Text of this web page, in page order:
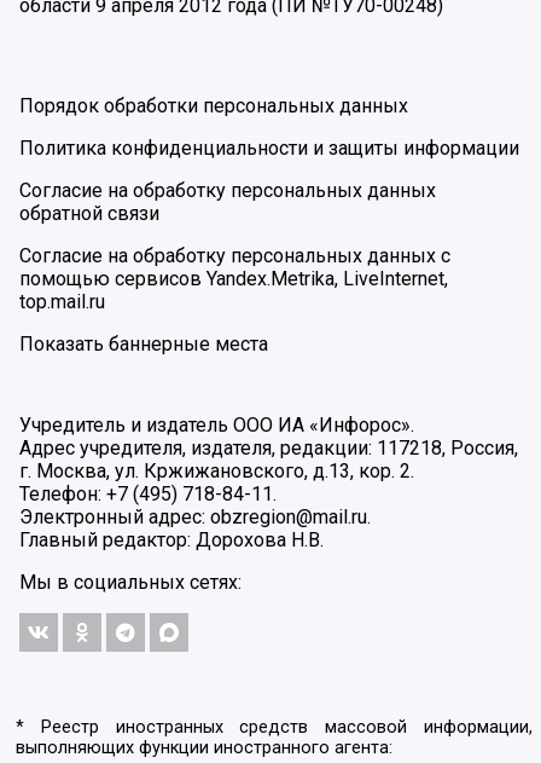
области 9 апреля 2012 года (ПИ №ТУ70-00248)
Порядок обработки персональных данных
Политика конфиденциальности и защиты информации
Согласие на обработку персональных данных
обратной связи
Согласие на обработку персональных данных с
помощью сервисов Yandex.Metrika, LiveInternet,
top.mail.ru
Показать баннерные места
Учредитель и издатель ООО ИА «Инфорос».
Адрес учредителя, издателя, редакции: 117218, Россия,
г. Москва, ул. Кржижановского, д.13, кор. 2.
Телефон: +7 (495) 718-84-11.
Электронный адрес: obzregion@mail.ru.
Главный редактор: Дорохова Н.В.
Мы в социальных сетях:
* Реестр иностранных средств массовой информации,
выполняющих функции иностранного агента: